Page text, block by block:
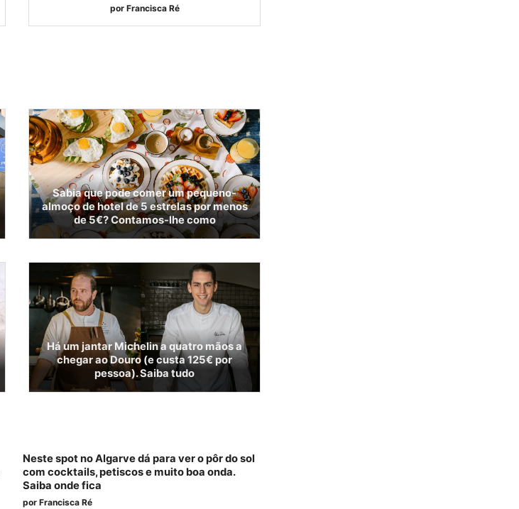
por Francisca Ré
Sabia que pode comer um pequeno-
almoço de hotel de 5 estrelas por menos
de 5€? Contamos-lhe como
Há um jantar Michelin a quatro mãos a
chegar ao Douro (e custa 125€ por
pessoa). Saiba tudo
Neste spot no Algarve dá para ver o pôr do sol
com cocktails, petiscos e muito boa onda.
Saiba onde fica
por Francisca Ré